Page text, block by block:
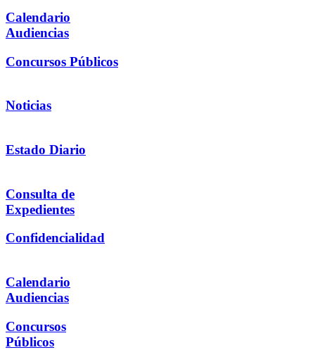
Calendario
Audiencias
Concursos Públicos
Noticias
Estado Diario
Consulta de
Expedientes
Confidencialidad
Calendario
Audiencias
Concursos
Públicos